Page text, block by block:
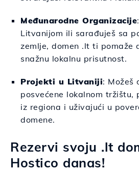
Međunarodne Organizacije
Litvanijom ili sarađuješ sa
zemlje, domen .lt ti pomaže
snažnu lokalnu prisutnost.
Projekti u Litvaniji: Možeš
posvećene lokalnom tržištu,
iz regiona i uživajući u
domene.
Rezervi svoju .lt
Hostico danas!